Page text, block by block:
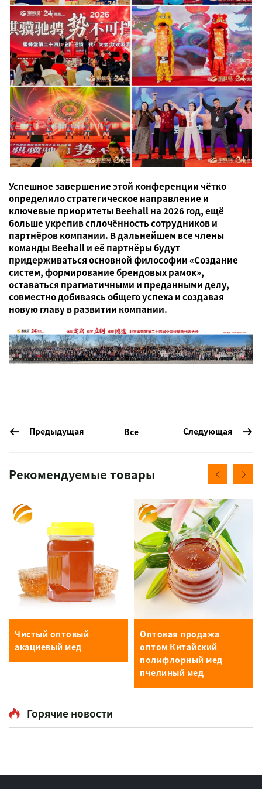
Успешное завершение этой конференции чётко
определило стратегическое направление и
ключевые приоритеты Beehall на 2026 год, ещё
больше укрепив сплочённость сотрудников и
партнёров компании. В дальнейшем все члены
команды Beehall и её партнёры будут
придерживаться основной философии «Создание
систем, формирование брендовых рамок»,
оставаться прагматичными и преданными делу,
совместно добиваясь общего успеха и создавая
новую главу в развитии компании.
Предыдущая Все Следующая
Рекомендуемые товары
Чистый оптовый
акациевый мед
Оптовая продажа
оптом Китайский
полифлорный мед
пчелиный мед
Горячие новости